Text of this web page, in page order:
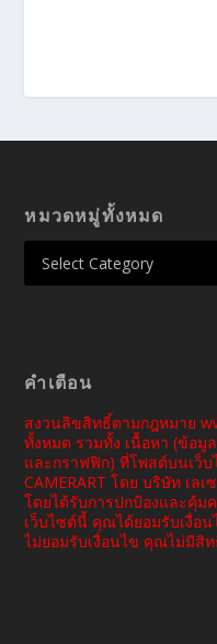
หมวดหมู่ทั้งหมด
คำเตือน
สงวนลิขสิทธิ์ตามกฎหมาย
ทั้งหมด รวมทั้ง เนื้อหา (ข้อมู
และกราฟฟิก) ที่โพสต์บนเว็
CAMERART โดย บริษัท เล
โดยได้รับการปกป้องและคุ้ม
เว็บไซต์นี้ คุณได้ยอมรับเงื่อ
ไม่ยอมรับเงื่อนไข คุณไม่มีสิ